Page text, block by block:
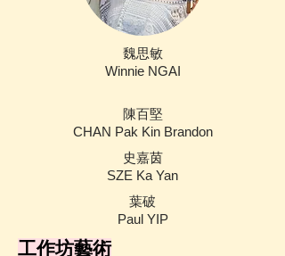
魏思敏
Winnie NGAI
陳百堅
CHAN Pak Kin Brandon
史嘉茵
SZE Ka Yan
葉破
Paul YIP
工作坊藝術